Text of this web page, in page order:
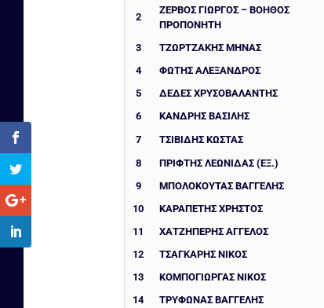
2
ΖΕΡΒΟΣ ΓΙΩΡΓΟΣ – ΒΟΗΘΟΣ
ΠΡΟΠΟΝΗΤΗ
3
ΤΖΩΡΤΖΑΚΗΣ ΜΗΝΑΣ
4
ΦΩΤΗΣ ΑΛΕΞΑΝΔΡΟΣ
5
ΔΈΔΕΣ ΧΡΥΣΟΒΑΛΆΝΤΗΣ
6
ΚΑΝΔΡΗΣ ΒΑΣΙΛΗΣ
7
ΤΣΙΒΙΔΗΣ ΚΩΣΤΑΣ
8
ΠΡΙΦΤΗΣ ΛΕΩΝΙΔΑΣ (ΕΞ.)
9
ΜΠΟΛΟΚΟΥΤΑΣ ΒΑΓΓΕΛΗΣ
10
ΚΑΡΑΠΕΤΗΣ ΧΡΗΣΤΟΣ
11
ΧΑΤΖΗΠΕΡΗΣ ΑΓΓΕΛΟΣ
12
ΤΣΑΓΚΑΡΗΣ ΝΙΚΟΣ
13
ΚΟΜΠΟΓΙΩΡΓΑΣ ΝΙΚΟΣ
14
ΤΡΥΦΩΝΑΣ ΒΑΓΓΕΛΗΣ